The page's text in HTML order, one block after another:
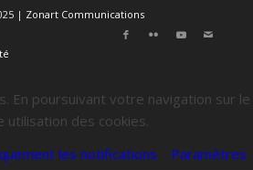
| Zonart Communications
En poursuivant votre navigation sur le
des cookies.
les notifications Paramètres